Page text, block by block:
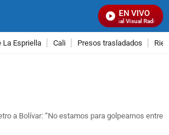
EN VIVO
Señal Visual Radio
La Espriella Cali Presos trasladados
a Bolívar: “No estamos para golpearnos entre